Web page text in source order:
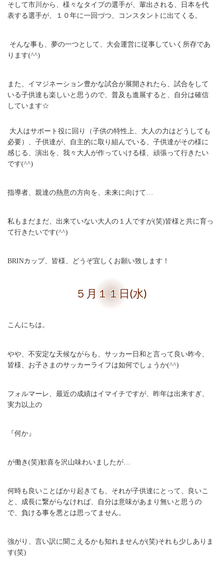
そして市川から、様々なタイプの選手が、輩出される、日本を代
表する選手が、１０年に一回づつ、コンスタントに出てくる。
そんな事も、夢の一つとして、大会運営に従事していく所存であ
ります(^^)
また、イマジネーション豊かな試合が展開されたら、試合をして
いる子供達も楽しいと思うので、普及も進展すると、自分は確信
しています☆
大人はサポート役に回り（子供の特性上、大人の力はどうしても
必要）、子供達が、自主的に取り組んでいる、子供達がその様に
感じる、演出を、我々大人が作っていける様、頑張って行きたい
です(^^)
指導者、親達の熱意の方向を、未来に向けて…
私もまだまだ、出来ていない大人の１人ですが(笑)皆様と共に育っ
て行きたいです(^^)
BRINカップ、皆様、どうぞ宜しくお願い致します！
５月１１日(水)
こんにちは。
やや、不安定な天候ながらも、サッカー日和と言って良い昨今、
皆様、お子さまのサッカーライフは如何でしょうか(^^)
フォルマーレ、最近の成績はイマイチですが、昨年は出来すぎ、
実力以上の
『何か』
が働き(笑)歓喜を沢山味わいましたが…
何時も良いことばかり起きても、それが子供達にとって、良いこ
と、成長に繋がらなければ、自分は意味があまり無いと思うの
で、負ける事を悪とは思ってません。
強がり、言い訳に聞こえるかも知れませんが(笑)それも少しありま
す(笑)